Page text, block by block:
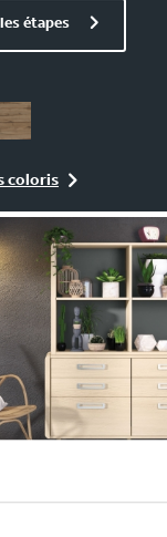
étapes
coloris